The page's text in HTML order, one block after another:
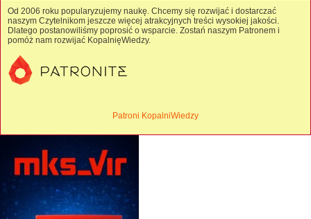
Od 2006 roku popularyzujemy naukę. Chcemy się rozwijać i dostarczać
naszym Czytelnikom jeszcze więcej atrakcyjnych treści wysokiej jakości.
Dlatego postanowiliśmy poprosić o wsparcie. Zostań naszym Patronem i
pomóż nam rozwijać KopalnięWiedzy.
Patroni KopalniWiedzy